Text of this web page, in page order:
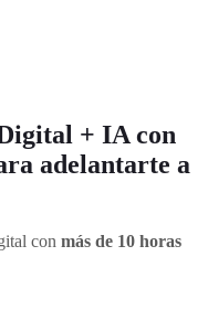
+ IA con
adelantarte a
con más de 10 horas